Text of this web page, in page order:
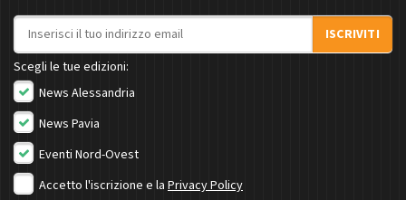
Indirizzo email
ISCRIVITI
Scegli le tue edizioni:
News Alessandria
News Pavia
Eventi Nord-Ovest
Accetto l'iscrizione e la Privacy Policy